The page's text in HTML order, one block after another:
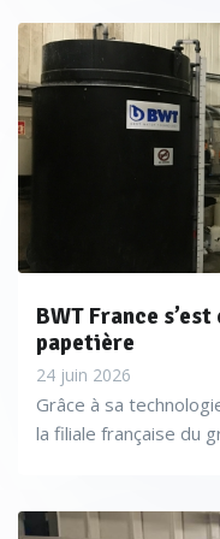
élément pour les eaux
d’efficacité et de
BWT France
papetière
24 juin 2026
Grâce à sa
la filiale française du